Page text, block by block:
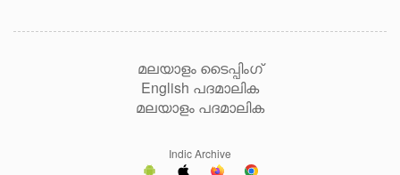
മലയാളം ടൈപ്പിംഗ്
English പദമാലിക
മലയാളം പദമാലിക
Indic Archive